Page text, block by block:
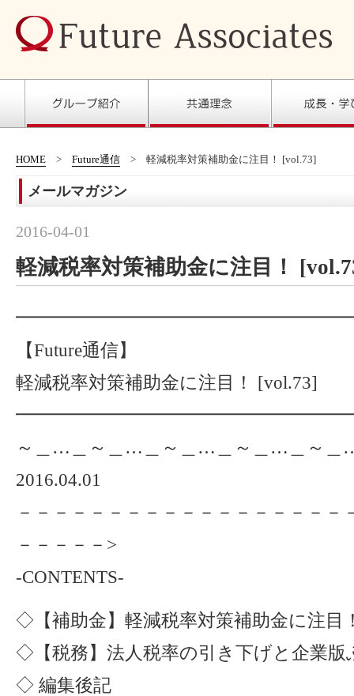
HOME Future通信 軽減税率対策補助金に注目！ [vol.73]
メールマガジン
2016-04-01
軽減税率対策補助金に注目！
【Future通信】
軽減税率対策補助金に注目！ [vol.73]
～＿…＿～＿…＿～＿…＿～＿…＿～＿
2016.04.01
－－－－－－－－－－－－－－－－－－
－－－－－>
-CONTENTS-
◇【補助金】軽減税率対策補助金に注目
◇【税務】法人税率の引き下げと企業版
◇ 編集後記